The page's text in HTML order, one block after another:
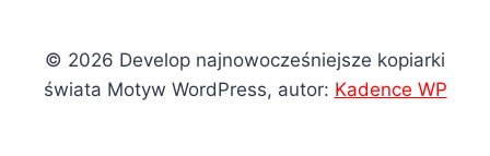
© 2026 Develop najnowocześniejsze kopiarki
świata Motyw WordPress, autor: Kadence WP